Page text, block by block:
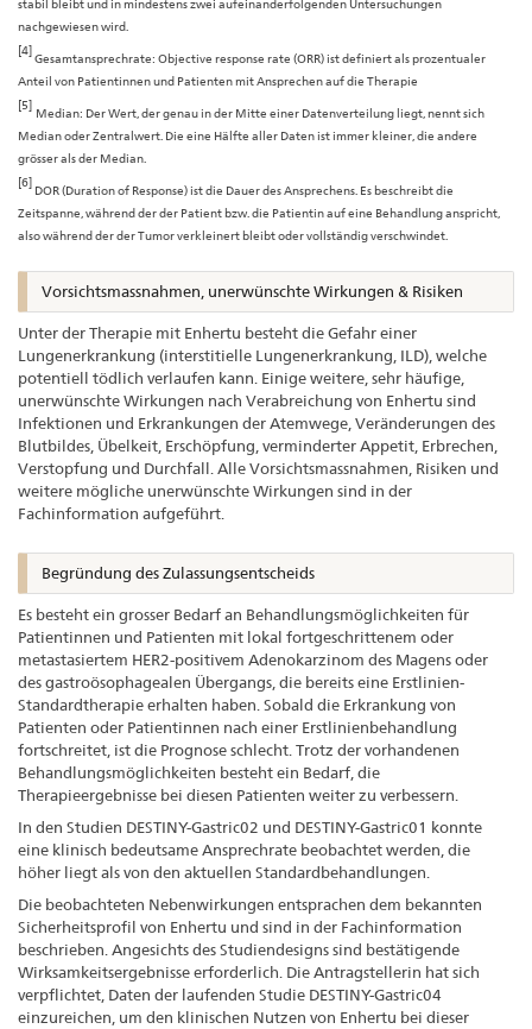
stabil bleibt und in mindestens zwei aufeinanderfolgenden Untersuchungen
nachgewiesen wird.
[4]
Gesamtansprechrate: Objective response rate (ORR) ist definiert als prozentualer
Anteil von Patientinnen und Patienten mit Ansprechen auf die Therapie
[5]
Median: Der Wert, der genau in der Mitte einer Datenverteilung liegt, nennt sich
Median oder Zentralwert. Die eine Hälfte aller Daten ist immer kleiner, die andere
grösser als der Median.
[6]
DOR (Duration of Response) ist die Dauer des Ansprechens. Es beschreibt die
Zeitspanne, während der der Patient bzw. die Patientin auf eine Behandlung anspricht,
also während der der Tumor verkleinert bleibt oder vollständig verschwindet.
Vorsichtsmassnahmen, unerwünschte Wirkungen & Risiken
Unter der Therapie mit Enhertu besteht die Gefahr einer
Lungenerkrankung (interstitielle Lungenerkrankung, ILD), welche
potentiell tödlich verlaufen kann. Einige weitere, sehr häufige,
unerwünschte Wirkungen nach Verabreichung von Enhertu sind
Infektionen und Erkrankungen der Atemwege, Veränderungen des
Blutbildes, Übelkeit, Erschöpfung, verminderter Appetit, Erbrechen,
Verstopfung und Durchfall. Alle Vorsichtsmassnahmen, Risiken und
weitere mögliche unerwünschte Wirkungen sind in der
Fachinformation aufgeführt.
Begründung des Zulassungsentscheids
Es besteht ein grosser Bedarf an Behandlungsmöglichkeiten für
Patientinnen und Patienten mit lokal fortgeschrittenem oder
metastasiertem HER2-positivem Adenokarzinom des Magens oder
des gastroösophagealen Übergangs, die bereits eine Erstlinien-
Standardtherapie erhalten haben. Sobald die Erkrankung von
Patienten oder Patientinnen nach einer Erstlinienbehandlung
fortschreitet, ist die Prognose schlecht. Trotz der vorhandenen
Behandlungsmöglichkeiten besteht ein Bedarf, die
Therapieergebnisse bei diesen Patienten weiter zu verbessern.
In den Studien DESTINY-Gastric02 und DESTINY-Gastric01 konnte
eine klinisch bedeutsame Ansprechrate beobachtet werden, die
höher liegt als von den aktuellen Standardbehandlungen.
Die beobachteten Nebenwirkungen entsprachen dem bekannten
Sicherheitsprofil von Enhertu und sind in der Fachinformation
beschrieben. Angesichts des Studiendesigns sind bestätigende
Wirksamkeitsergebnisse erforderlich. Die Antragstellerin hat sich
verpflichtet, Daten der laufenden Studie DESTINY-Gastric04
einzureichen, um den klinischen Nutzen von Enhertu bei dieser